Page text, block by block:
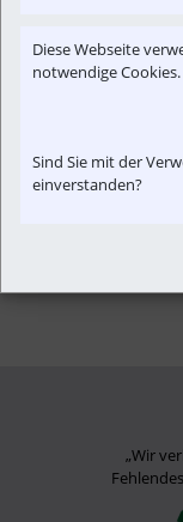
Personal
„Wir
Diese Webseite
notwendige Cookies.
Sind Sie mit der
einverstanden?